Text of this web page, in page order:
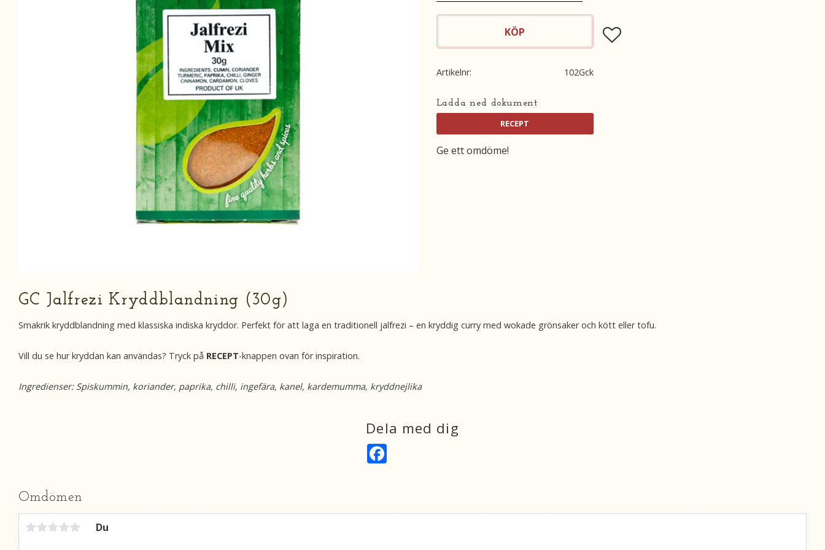
KÖP Lägg till i favoriter
Artikelnr 102Gck
Ladda ned dokument
Ge ett omdöme!
GC Jalfrezi Kryddblandning (30g)
Smakrik kryddblandning med klassiska indiska kryddor. Perfekt för att laga en traditionell jalfrezi – en kryddig curry med wokade grönsaker och kött eller tofu.
Vill du se hur kryddan kan användas? Tryck på RECEPT-knappen ovan för inspiration.
Ingredienser: Spiskummin, koriander, paprika, chilli, ingefära, kanel, kardemumma, kryddnejlika
Dela med dig
k
Omdömen
Du